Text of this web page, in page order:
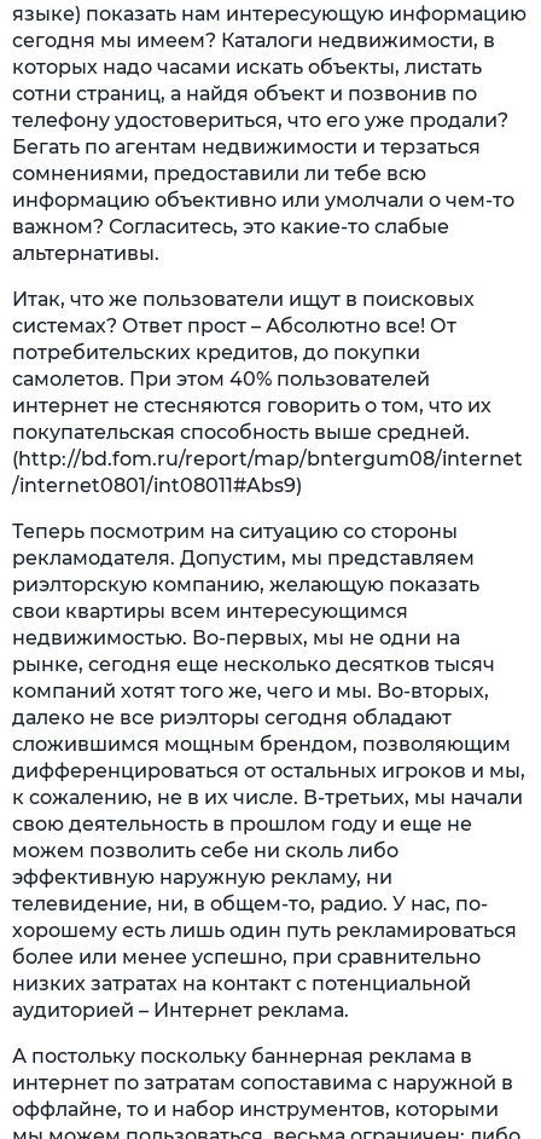
языке) показать нам интересующую информацию
сегодня мы имеем? Каталоги недвижимости, в
которых надо часами искать объекты, листать
сотни страниц, а найдя объект и позвонив по
телефону удостовериться, что его уже продали?
Бегать по агентам недвижимости и терзаться
сомнениями, предоставили ли тебе всю
информацию объективно или умолчали о чем-то
важном? Согласитесь, это какие-то слабые
альтернативы.
Итак, что же пользователи ищут в поисковых
системах? Ответ прост – Абсолютно все! От
потребительских кредитов, до покупки
самолетов. При этом 40% пользователей
интернет не стесняются говорить о том, что их
покупательская способность выше средней.
(http://bd.fom.ru/report/map/bntergum08/internet
/internet0801/int08011#Abs9)
Теперь посмотрим на ситуацию со стороны
рекламодателя. Допустим, мы представляем
риэлторскую компанию, желающую показать
свои квартиры всем интересующимся
недвижимостью. Во-первых, мы не одни на
рынке, сегодня еще несколько десятков тысяч
компаний хотят того же, чего и мы. Во-вторых,
далеко не все риэлторы сегодня обладают
сложившимся мощным брендом, позволяющим
дифференцироваться от остальных игроков и мы,
к сожалению, не в их числе. В-третьих, мы начали
свою деятельность в прошлом году и еще не
можем позволить себе ни сколь либо
эффективную наружную рекламу, ни
телевидение, ни, в общем-то, радио. У нас, по-
хорошему есть лишь один путь рекламироваться
более или менее успешно, при сравнительно
низких затратах на контакт с потенциальной
аудиторией – Интернет реклама.
А постольку поскольку баннерная реклама в
интернет по затратам сопоставима с наружной в
оффлайне, то и набор инструментов, которыми